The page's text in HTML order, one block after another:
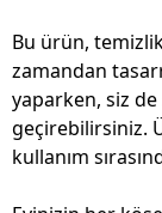
Bu ürün,
zamandan
yaparken, siz
geçirebilirsiniz.
kullanım